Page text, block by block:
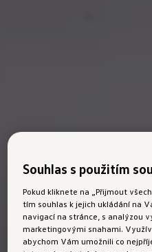
Souhlas s použitím
Pokud kliknete na „Přijmout
tím souhlas k jejich ukládání na
navigací na stránce, s analýzou
marketingovými snahami.
abychom Vám umožnili co